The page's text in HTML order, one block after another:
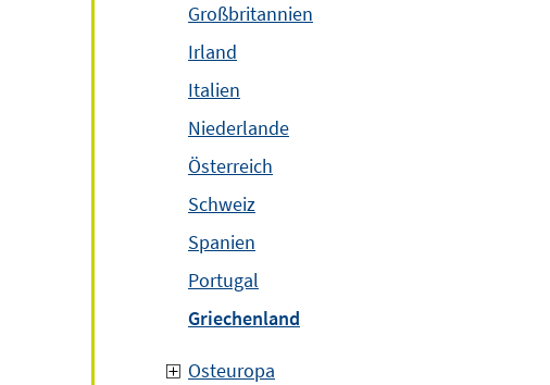
Großbritannien
Irland
Italien
Niederlande
Österreich
Schweiz
Spanien
Portugal
Griechenland
Osteuropa